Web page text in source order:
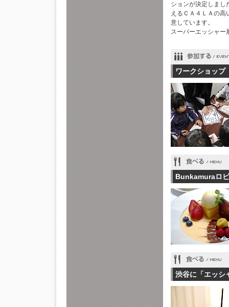
ションが決定しまし
えるＣＡ４ＬＡの
意しています。
スーパーエッシャー
ワークショップ
Bunkamuraロ
渋谷に「エッシ